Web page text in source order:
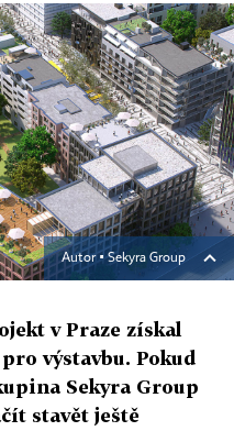
Autor ▪Sekyra Group
v Praze získal
výstavbu. Pokud
Sekyra Group
stavět ještě